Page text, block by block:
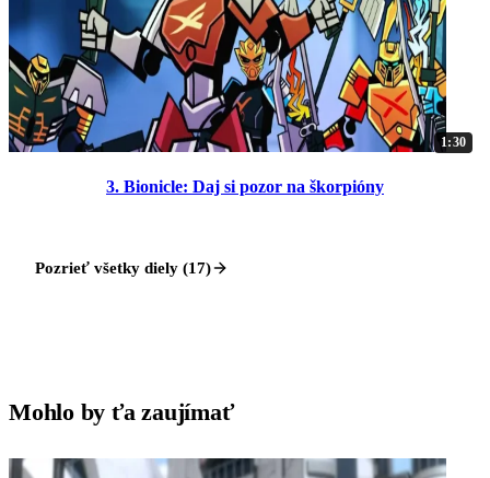
1:30
3. Bionicle: Daj si pozor na škorpióny
Pozrieť všetky diely (17)
Mohlo by ťa zaujímať